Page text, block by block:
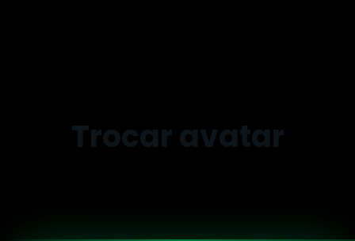
Trocar avatar